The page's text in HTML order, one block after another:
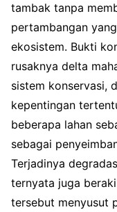
tambak tanpa
pertambangan
ekosistem. Bukti
rusaknya delta
sistem konservasi,
kepentingan
beberapa lahan
sebagai
Terjadinya
ternyata juga
tersebut menyusut